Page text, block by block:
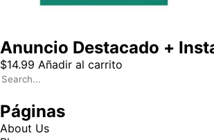
Anuncio Destacado +
$14.99 Añadir al carrito
Páginas
About Us